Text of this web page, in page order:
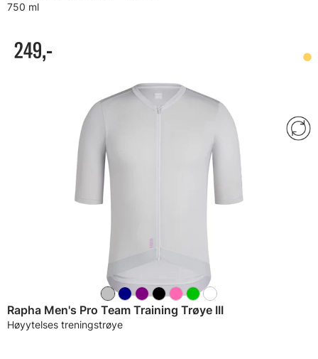
750 ml
249,-
Rapha Men's Pro Team Training Trøye III
Høyytelses treningstrøye